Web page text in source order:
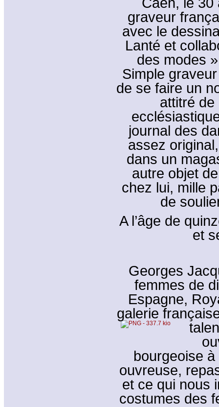
graveur
avec le
Lanté et
des modes
Simple
de se faire un
attitré de
journal des
assez
dans un
autre objet
chez lui, mille
de
A l’âge de
et
Georges
femmes de
Espagne,
galerie
bourgeoise
ouvreuse,
et ce qui nous
costumes des